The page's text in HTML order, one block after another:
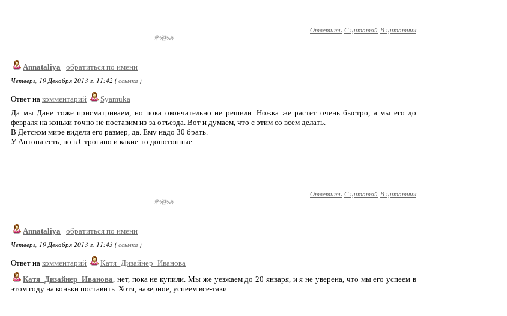
Ответить С цитатой В цитатник
Annataliya
обратиться по имени
Четверг, 19 Декабря 2013 г. 11:42 (ссылка )
Ответ на комментарий
Syamuka
Да мы Дане тоже присматриваем, но пока окончательно не решили. Ножка же растет очень быстро, а мы его до
февраля на коньки точно не поставим из-за отъезда. Вот и думаем, что с этим со всем делать.
В Детском мире видели его размер, да. Ему надо 30 брать.
У Антона есть, но в Строгино и какие-то допотопные.
Ответить С цитатой В цитатник
Annataliya
обратиться по имени
Четверг, 19 Декабря 2013 г. 11:43 (ссылка )
Ответ на комментарий
Катя_Дизайнер_Иванова
Катя_Дизайнер_Иванова, нет, пока не купили. Мы же уезжаем до 20 января, и я не уверена, что мы его успеем в
этом году на коньки поставить. Хотя, наверное, успеем все-таки.